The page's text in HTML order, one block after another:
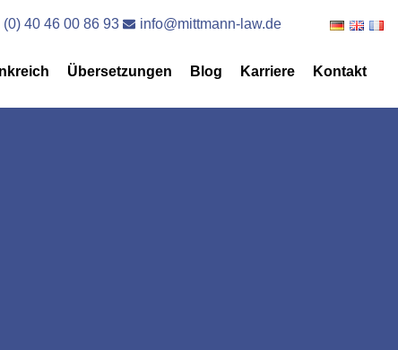
(0) 40 46 00 86 93 info@mittmann-law.de
Übersetzungen Blog Karriere Kontakt